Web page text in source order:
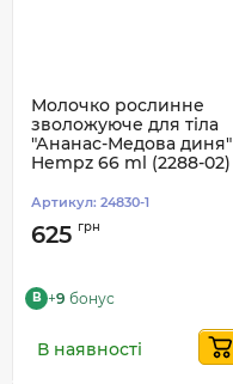
Молочко рослинне
зволожуюче для тіла
"Ананас-Медова диня"
Hempz 66 ml (2288-02)
Артикул: 24830-1
625 грн
B +9 бонус
В наявності